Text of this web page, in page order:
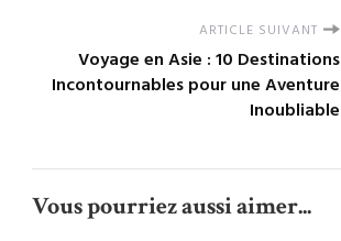
ARTICLE SUIVANT
Voyage en Asie : 10 Destinations
Incontournables pour une Aventure
Inoubliable
Vous pourriez aussi aimer...